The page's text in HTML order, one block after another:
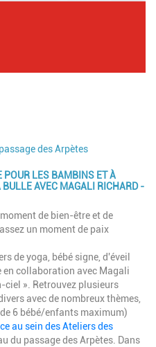
des Arpètes
POUR LES BAMBINS ET À
BULLE AVEC MAGALI RICHARD -
de bien-être et de
un moment de paix
de yoga, bébé signe, d'éveil
en collaboration avec Magali
ciel ». Retrouvez plusieurs
avec de nombreux thèmes,
6 bébé/enfants maximum)
au sein des Ateliers des
du passage des Arpètes. Dans